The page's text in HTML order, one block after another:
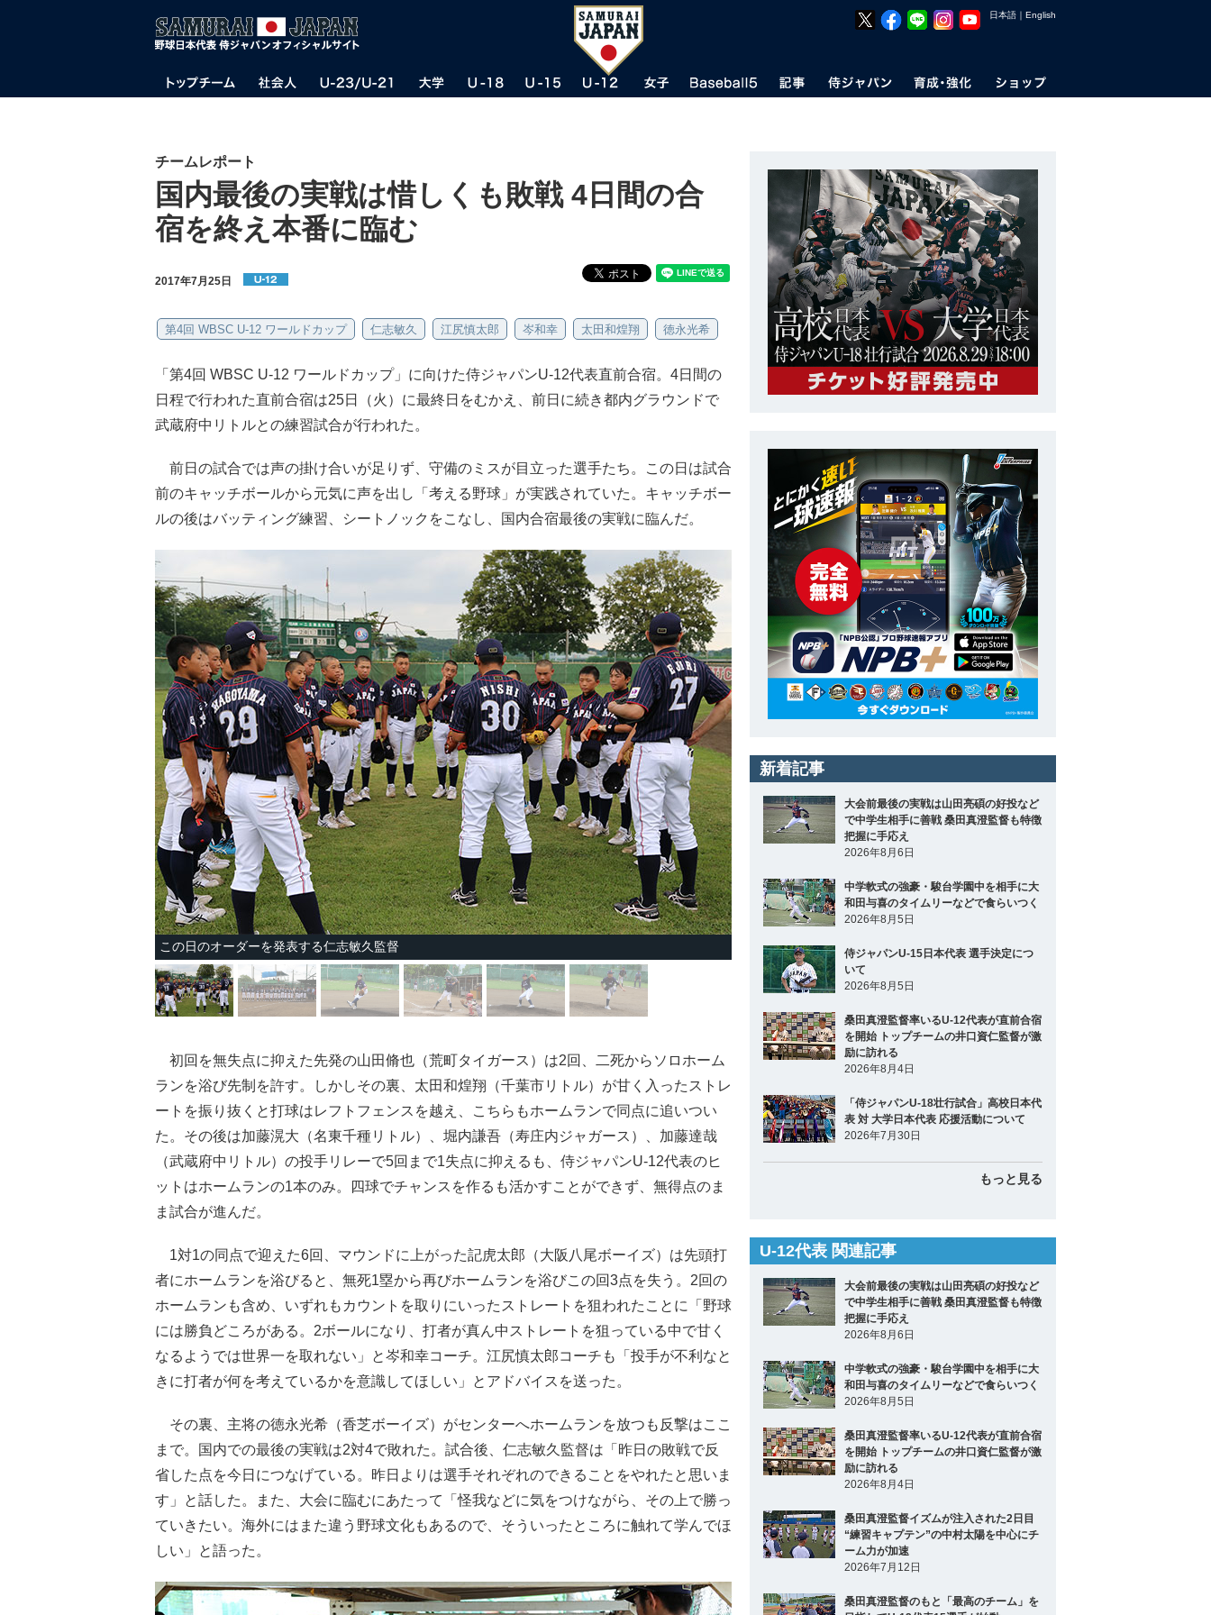
日本語 ｜ English
チームレポート
国内最後の実戦は惜しくも敗戦 4日間の合
宿を終え本番に臨む
2017年7月25日
第4回 WBSC U-12 ワールドカップ 仁志敏久 江尻慎太郎 岑和幸 太田和煌翔 徳永光希
「第4回 WBSC U-12 ワールドカップ」に向けた侍ジャパンU-12代表直前合宿。4日間の
日程で行われた直前合宿は25日（火）に最終日をむかえ、前日に続き都内グラウンドで
武蔵府中リトルとの練習試合が行われた。
前日の試合では声の掛け合いが足りず、守備のミスが目立った選手たち。この日は試合
前のキャッチボールから元気に声を出し「考える野球」が実践されていた。キャッチボー
ルの後はバッティング練習、シートノックをこなし、国内合宿最後の実戦に臨んだ。
この日のオーダーを発表する仁志敏久監督
初回を無失点に抑えた先発の山田脩也（荒町タイガース）は2回、二死からソロホーム
ランを浴び先制を許す。しかしその裏、太田和煌翔（千葉市リトル）が甘く入ったストレ
ートを振り抜くと打球はレフトフェンスを越え、こちらもホームランで同点に追いつい
た。その後は加藤滉大（名東千種リトル）、堀内謙吾（寿庄内ジャガース）、加藤達哉
（武蔵府中リトル）の投手リレーで5回まで1失点に抑えるも、侍ジャパンU-12代表のヒ
ットはホームランの1本のみ。四球でチャンスを作るも活かすことができず、無得点のま
ま試合が進んだ。
1対1の同点で迎えた6回、マウンドに上がった記虎太郎（大阪八尾ボーイズ）は先頭打
者にホームランを浴びると、無死1塁から再びホームランを浴びこの回3点を失う。2回の
ホームランも含め、いずれもカウントを取りにいったストレートを狙われたことに「野球
には勝負どころがある。2ボールになり、打者が真ん中ストレートを狙っている中で甘く
なるようでは世界一を取れない」と岑和幸コーチ。江尻慎太郎コーチも「投手が不利なと
きに打者が何を考えているかを意識してほしい」とアドバイスを送った。
その裏、主将の徳永光希（香芝ボーイズ）がセンターへホームランを放つも反撃はここ
まで。国内での最後の実戦は2対4で敗れた。試合後、仁志敏久監督は「昨日の敗戦で反
省した点を今日につなげている。昨日よりは選手それぞれのできることをやれたと思いま
す」と話した。また、大会に臨むにあたって「怪我などに気をつけながら、その上で勝っ
ていきたい。海外にはまた違う野球文化もあるので、そういったところに触れて学んでほ
しい」と語った。
新着記事
大会前最後の実戦は山田亮碩の好投など
で中学生相手に善戦 桑田真澄監督も特徴
把握に手応え
2026年8月6日
中学軟式の強豪・駿台学園中を相手に大
和田与喜のタイムリーなどで食らいつく
2026年8月5日
侍ジャパンU-15日本代表 選手決定につ
いて
2026年8月5日
桑田真澄監督率いるU-12代表が直前合宿
を開始 トップチームの井口資仁監督が激
励に訪れる
2026年8月4日
「侍ジャパンU-18壮行試合」高校日本代
表 対 大学日本代表 応援活動について
2026年7月30日
もっと見る
U-12代表 関連記事
大会前最後の実戦は山田亮碩の好投など
で中学生相手に善戦 桑田真澄監督も特徴
把握に手応え
2026年8月6日
中学軟式の強豪・駿台学園中を相手に大
和田与喜のタイムリーなどで食らいつく
2026年8月5日
桑田真澄監督率いるU-12代表が直前合宿
を開始 トップチームの井口資仁監督が激
励に訪れる
2026年8月4日
桑田真澄監督イズムが注入された2日目
“練習キャプテン”の中村太陽を中心にチ
ーム力が加速
2026年7月12日
桑田真澄監督のもと「最高のチーム」を